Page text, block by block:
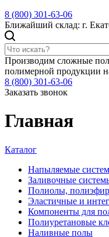
8 (800) 301-63-06
Ближайший склад: г.
Производим сложные
полимерной продукции
8 (800) 301-63-06
Заказать звонок
Главная
Каталог
Напыляемые
Заливочные
Полиолы,
Эластичные и
Компоненты для
Полиуретановые
Наливные полы